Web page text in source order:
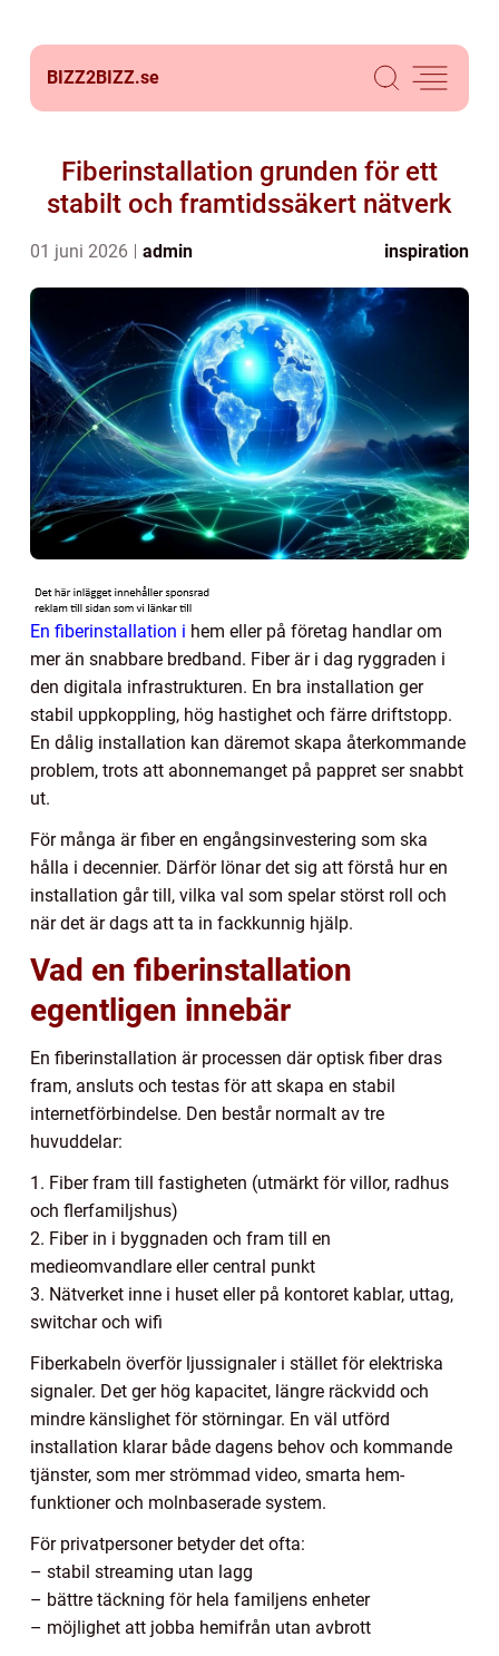
BIZZ2BIZZ.se
Fiberinstallation grunden för ett
stabilt och framtidssäkert nätverk
01 juni 2026 admin inspiration
En fiberinstallation i hem eller på företag handlar om
mer än snabbare bredband. Fiber är i dag ryggraden i
den digitala infrastrukturen. En bra installation ger
stabil uppkoppling, hög hastighet och färre driftstopp.
En dålig installation kan däremot skapa återkommande
problem, trots att abonnemanget på pappret ser snabbt
ut.
För många är fiber en engångsinvestering som ska
hålla i decennier. Därför lönar det sig att förstå hur en
installation går till, vilka val som spelar störst roll och
när det är dags att ta in fackkunnig hjälp.
Vad en fiberinstallation
egentligen innebär
En fiberinstallation är processen där optisk fiber dras
fram, ansluts och testas för att skapa en stabil
internetförbindelse. Den består normalt av tre
huvuddelar:
1. Fiber fram till fastigheten (utmärkt för villor, radhus
och flerfamiljshus)
2. Fiber in i byggnaden och fram till en
medieomvandlare eller central punkt
3. Nätverket inne i huset eller på kontoret kablar, uttag,
switchar och wifi
Fiberkabeln överför ljussignaler i stället för elektriska
signaler. Det ger hög kapacitet, längre räckvidd och
mindre känslighet för störningar. En väl utförd
installation klarar både dagens behov och kommande
tjänster, som mer strömmad video, smarta hem-
funktioner och molnbaserade system.
För privatpersoner betyder det ofta:
– stabil streaming utan lagg
– bättre täckning för hela familjens enheter
– möjlighet att jobba hemifrån utan avbrott